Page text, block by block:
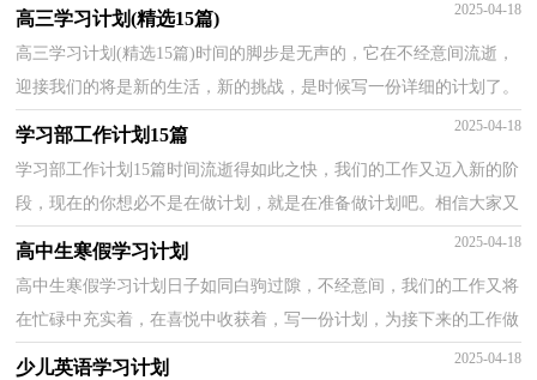
高三学习计划(精选15篇) 2025-04-18
高三学习计划(精选15篇)时间的脚步是无声的，它在不经意间流逝，
迎接我们的将是新的生活，新的挑战，是时候写一份详细的计划了。
你所接触过的计划都是什么样子的呢？下面是小编收集整...
学习部工作计划15篇 2025-04-18
学习部工作计划15篇时间流逝得如此之快，我们的工作又迈入新的阶
段，现在的你想必不是在做计划，就是在准备做计划吧。相信大家又
在为写计划犯愁了？以下是小编整理的学习部工作计划...
高中生寒假学习计划 2025-04-18
高中生寒假学习计划日子如同白驹过隙，不经意间，我们的工作又将
在忙碌中充实着，在喜悦中收获着，写一份计划，为接下来的工作做
准备吧！想学习拟定计划却不知道该请教谁？以下是小编整理...
少儿英语学习计划 2025-04-18